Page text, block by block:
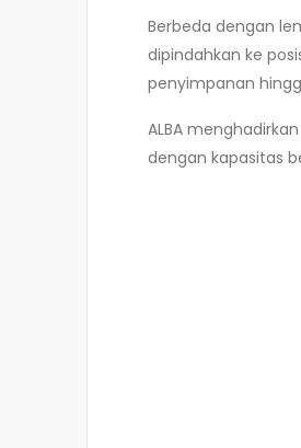
Berbeda dengan
dipindahkan ke
penyimpanan
ALBA menghadirkan
dengan kapasitas